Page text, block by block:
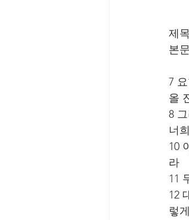
제
본
7
올
8
너
10
라
11
12
렇